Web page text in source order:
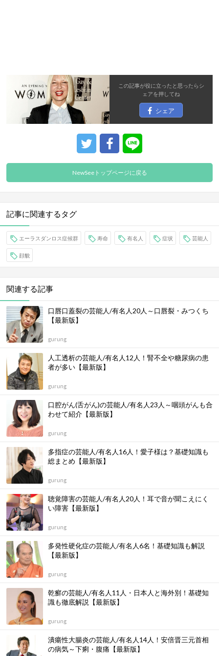
この記事が役に立ったと思ったらシ
ェアを押してね
シェア
NewSeeトップページに戻る
記事に関連するタグ
エーラスダンロス症候群 寿命 有名人 症状 芸能人
顔貌
関連する記事
口唇口蓋裂の芸能人/有名人20人～口唇裂・みつくち
【最新版】
gurung
人工透析の芸能人/有名人12人！腎不全や糖尿病の患
者が多い【最新版】
gurung
口腔がん(舌がん)の芸能人/有名人23人～咽頭がんも合
わせて紹介【最新版】
gurung
多指症の芸能人/有名人16人！愛子様は？基礎知識も
総まとめ【最新版】
gurung
聴覚障害の芸能人/有名人20人！耳で音が聞こえにく
い障害【最新版】
gurung
多発性硬化症の芸能人/有名人6名！基礎知識も解説
【最新版】
gurung
乾癬の芸能人/有名人11人・日本人と海外別！基礎知
識も徹底解説【最新版】
gurung
潰瘍性大腸炎の芸能人/有名人14人！安倍晋三元首相
の病気～下痢・腹痛【最新版】